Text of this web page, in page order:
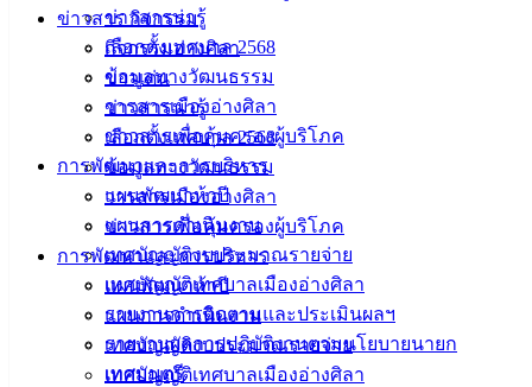
ข่าวสารน่ารู้
เลือกตั้งเทศบาล 2568
ข้อมูลทางวัฒนธรรม
วารสารเมืองอ่างศิลา
ข่าวสารเพื่อคุ้มครองผู้บริโภค
การพัฒนาและการบริหาร
แผนพัฒนาห้าปี
แผนการดำเนินงาน
เทศบัญญัติงบประมาณรายจ่าย
เทศบัญญัติเทศบาลเมืองอ่างศิลา
รายงานการติดตามและประเมินผลฯ
รายงานผลการปฏิบัติงานตามนโยบายนายก
เทศมนตรี
ข่าวสาร กิจกรรม
กิจกรรมอ่างศิลา
ข่าวเด่น
ข่าวสารน่ารู้
เลือกตั้งเทศบาล 2568
ข้อมูลทางวัฒนธรรม
วารสารเมืองอ่างศิลา
ข่าวสารเพื่อคุ้มครองผู้บริโภค
การพัฒนาและการบริหาร
แผนพัฒนาห้าปี
แผนการดำเนินงาน
เทศบัญญัติงบประมาณรายจ่าย
เทศบัญญัติเทศบาลเมืองอ่างศิลา
ประกาศ สขร. เดือน สิงหาคม 2567ดาวน์โหลด
เทศบาล
เมืองอ่าง
สำนักงาน